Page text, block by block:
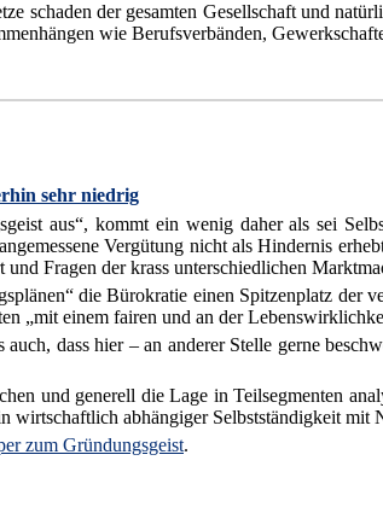
schaden der gesamten Gesellschaft und
wie Berufsverbänden,
sehr niedrig
aus“, kommt ein wenig daher als sei
Vergütung nicht als Hindernis
Fragen der krass unterschiedlichen
die Bürokratie einen Spitzenplatz der
„mit einem fairen und an der
dass hier – an anderer Stelle gerne
und generell die Lage in Teilsegmenten
wirtschaftlich abhängiger Selbstständigkeit
zum Gründungsgeist.